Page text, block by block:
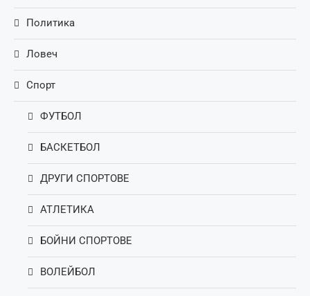
Политика
Ловеч
Спорт
ФУТБОЛ
БАСКЕТБОЛ
ДРУГИ СПОРТОВЕ
АТЛЕТИКА
БОЙНИ СПОРТОВЕ
ВОЛЕЙБОЛ